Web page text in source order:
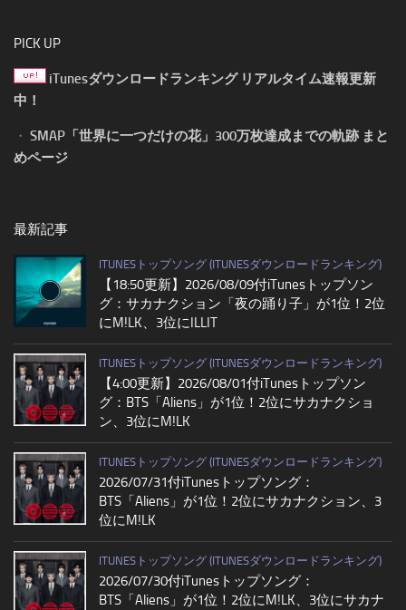
PICK UP
iTunesダウンロードランキング リアルタイム速報更新
中！
・ SMAP「世界に一つだけの花」300万枚達成までの軌跡 まと
めページ
最新記事
ITUNESトップソング (ITUNESダウンロードランキング)
【18:50更新】2026/08/09付iTunesトップソン
グ：サカナクション「夜の踊り子」が1位！2位
にM!LK、3位にILLIT
ITUNESトップソング (ITUNESダウンロードランキング)
【4:00更新】2026/08/01付iTunesトップソン
グ：BTS「Aliens」が1位！2位にサカナクショ
ン、3位にM!LK
ITUNESトップソング (ITUNESダウンロードランキング)
2026/07/31付iTunesトップソング：
BTS「Aliens」が1位！2位にサカナクション、3
位にM!LK
ITUNESトップソング (ITUNESダウンロードランキング)
2026/07/30付iTunesトップソング：
BTS「Aliens」が1位！2位にM!LK、3位にサカナ